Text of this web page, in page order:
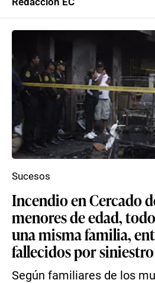
Incendio en Cercado
menores de edad,
una misma familia,
fallecidos por siniestro
Según familiares de los
Sucesos